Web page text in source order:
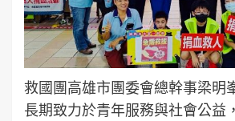
救國團高雄市團委會總幹事梁明
長期致力於青年服務與社會公益